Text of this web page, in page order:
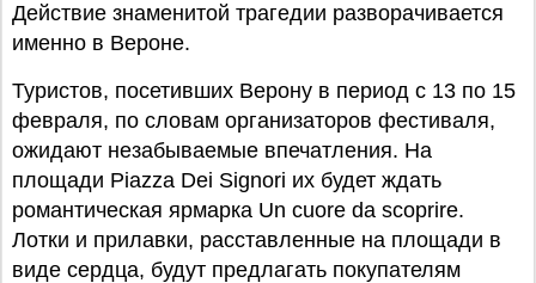
Действие знаменитой трагедии разворачивается
именно в Вероне.
Туристов, посетивших Верону в период с 13 по 15
февраля, по словам организаторов фестиваля,
ожидают незабываемые впечатления. На
площади Piazza Dei Signori их будет ждать
романтическая ярмарка Un cuore da scoprire.
Лотки и прилавки, расставленные на площади в
виде сердца, будут предлагать покупателям